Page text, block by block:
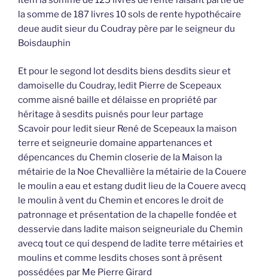
la somme de 187 livres 10 sols de rente hypothécaire
deue audit sieur du Coudray père par le seigneur du
Boisdauphin
Et pour le segond lot desdits biens desdits sieur et
damoiselle du Coudray, ledit Pierre de Scepeaux
comme aisné baille et délaisse en propriété par
héritage à sesdits puisnés pour leur partage
Scavoir pour ledit sieur René de Scepeaux la maison
terre et seigneurie domaine appartenances et
dépencances du Chemin closerie de la Maison la
métairie de la Noe Chevallière la métairie de la Couere
le moulin a eau et estang dudit lieu de la Couere avecq
le moulin à vent du Chemin et encores le droit de
patronnage et présentation de la chapelle fondée et
desservie dans ladite maison seigneuriale du Chemin
avecq tout ce qui despend de ladite terre métairies et
moulins et comme lesdits choses sont à présent
possédées par Me Pierre Girard